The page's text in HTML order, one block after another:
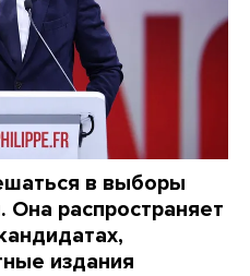
в выборы
распространяет
издания